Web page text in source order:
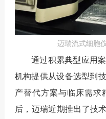
迈瑞流式细胞
通过积累典型应用
机构提供从设备选型到
产替代方案与临床需求
后，迈瑞近期推出了技